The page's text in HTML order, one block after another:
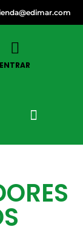
ENTRAR